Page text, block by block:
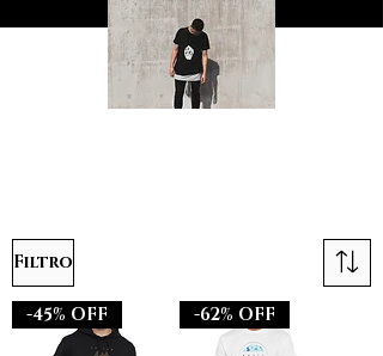
Filtro
-45% OFF -62% OFF